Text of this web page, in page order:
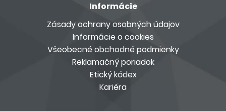
Informácie
Zásady ochrany osobných údajov
Informácie o cookies
Všeobecné obchodné podmienky
Reklamačný poriadok
Etický kódex
Kariéra